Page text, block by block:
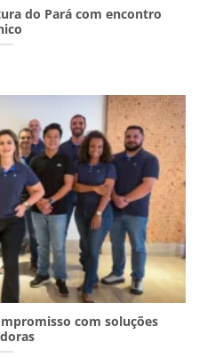
do Pará com encontro
com soluções